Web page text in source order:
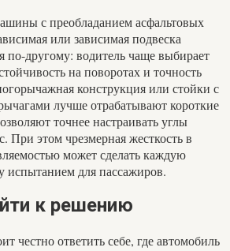
с преобладанием асфальтовых
или зависимая подвеска
по-другому: водитель чаще выбирает
на поворотах и точность
конструкция или стойки с
лучше отрабатывают короткие
точнее настраивать углы
При этом чрезмерная жесткость в
может сделать каждую
испытанием для пассажиров.
к решению
честно ответить себе, где автомобиль